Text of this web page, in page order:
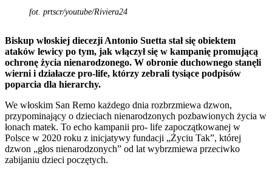
fot. prtscr/youtube/Riviera24
Biskup włoskiej diecezji Antonio Suetta stał się obiektem
ataków lewicy po tym, jak włączył się w kampanię promującą
ochronę życia nienarodzonego. W obronie duchownego stanęli
wierni i działacze pro-life, którzy zebrali tysiące podpisów
poparcia dla hierarchy.
We włoskim San Remo każdego dnia rozbrzmiewa dzwon,
przypominający o dzieciach nienarodzonych pozbawionych życia w
łonach matek. To echo kampanii pro- life zapoczątkowanej w
Polsce w 2020 roku z inicjatywy fundacji „Życiu Tak”, której
dzwon „głos nienarodzonych” od lat wybrzmiewa przeciwko
zabijaniu dzieci poczętych.